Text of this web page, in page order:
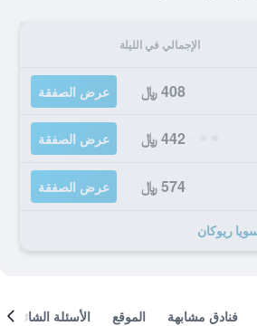
الإجمالي في الليلة
408 ﷼ عرض الصفقة
442 ﷼ عرض الصفقة
574 ﷼ عرض الصفقة
فنادق مشابهة الموقع الأسئلة الشائعة